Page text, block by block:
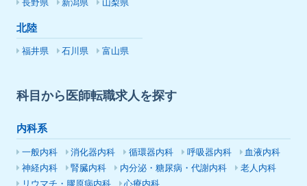
長野県 新潟県 山梨県
北陸
福井県 石川県 富山県
科目から医師転職求人を探す
内科系
一般内科 消化器内科 循環器内科 呼吸器内科
血液内科
神経内科
腎臓内科 内分泌・糖尿病・代謝内科
老人内科
リウマチ・膠原病内科
心療内科